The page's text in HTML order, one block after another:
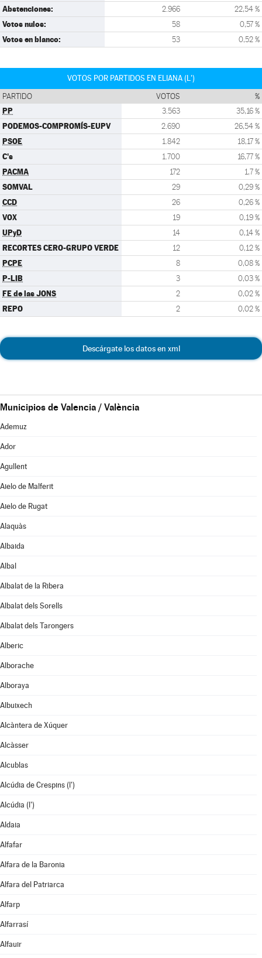
Abstenciones: 2.966 22,54 %
Votos nulos: 58 0,57 %
Votos en blanco: 53 0,52 %
VOTOS POR PARTIDOS EN ELIANA (L')
PARTIDO VOTOS %
PP 3.563 35,16 %
PODEMOS-COMPROMÍS-EUPV 2.690 26,54 %
PSOE 1.842 18,17 %
C's 1.700 16,77 %
PACMA 172 1,7 %
SOMVAL 29 0,29 %
CCD 26 0,26 %
VOX 19 0,19 %
UPyD 14 0,14 %
RECORTES CERO-GRUPO VERDE 12 0,12 %
PCPE 8 0,08 %
P-LIB 3 0,03 %
FE de las JONS 2 0,02 %
REPO 2 0,02 %
Descárgate los datos en xml
Municipios de Valencia / València
Ademuz
Ador
Agullent
Aielo de Malferit
Aielo de Rugat
Alaquàs
Albaida
Albal
Albalat de la Ribera
Albalat dels Sorells
Albalat dels Tarongers
Alberic
Alborache
Alboraya
Albuixech
Alcàntera de Xúquer
Alcàsser
Alcublas
Alcúdia de Crespins (l')
Alcúdia (l')
Aldaia
Alfafar
Alfara de la Baronia
Alfara del Patriarca
Alfarp
Alfarrasí
Alfauir